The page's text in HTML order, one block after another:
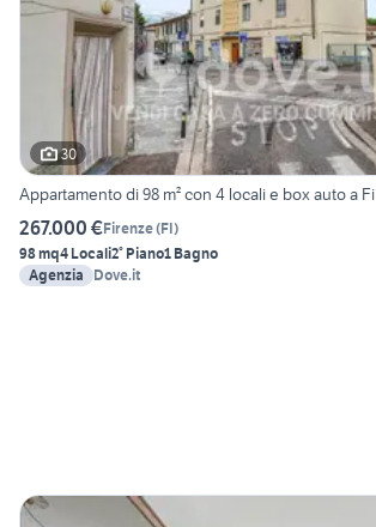
30
Appartamento di 98 m² con 4 locali e box auto a Fi
267.000 €Firenze(FI)
98 mq4 Locali2° Piano1 Bagno
Agenzia
Dove.it